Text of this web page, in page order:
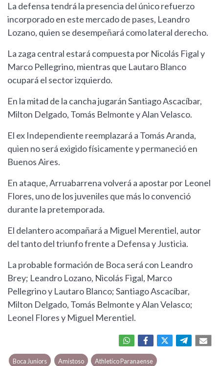
La defensa tendrá la presencia del único refuerzo
incorporado en este mercado de pases, Leandro
Lozano, quien se desempeñará como lateral derecho.
La zaga central estará compuesta por Nicolás Figal y
Marco Pellegrino, mientras que Lautaro Blanco
ocupará el sector izquierdo.
En la mitad de la cancha jugarán Santiago Ascacíbar,
Milton Delgado, Tomás Belmonte y Alan Velasco.
El ex Independiente reemplazará a Tomás Aranda,
quien no será exigido físicamente y permaneció en
Buenos Aires.
En ataque, Arruabarrena volverá a apostar por Leonel
Flores, uno de los juveniles que más lo convenció
durante la pretemporada.
El delantero acompañará a Miguel Merentiel, autor
del tanto del triunfo frente a Defensa y Justicia.
La probable formación de Boca será con Leandro
Brey; Leandro Lozano, Nicolás Figal, Marco
Pellegrino y Lautaro Blanco; Santiago Ascacíbar,
Milton Delgado, Tomás Belmonte y Alan Velasco;
Leonel Flores y Miguel Merentiel.
Boca Juniors Amistoso Athletico Paranaense